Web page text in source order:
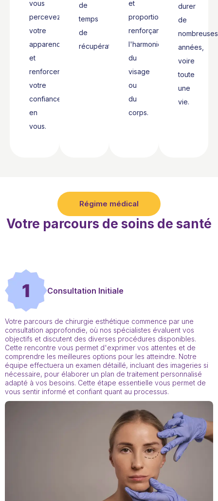
vous
percevez
votre
apparence
et
renforcer
votre
confiance
en
vous.
de
temps
de
récupération.
et
proportionnée,
renforçant
l'harmonie
du
visage
ou
du
corps.
durer
de
nombreuses
années,
voire
toute
une
vie.
Régime médical
Votre parcours de soins de santé
1 Consultation Initiale
Votre parcours de chirurgie esthétique commence par une
consultation approfondie, où nos spécialistes évaluent vos
objectifs et discutent des diverses procédures disponibles.
Cette rencontre vous permet d'exprimer vos attentes et de
comprendre les meilleures options pour les atteindre. Notre
équipe effectuera un examen détaillé, incluant des imageries si
nécessaire, pour élaborer un plan de traitement personnalisé
adapté à vos besoins. Cette étape essentielle vous permet de
vous sentir informé et confiant quant au processus.